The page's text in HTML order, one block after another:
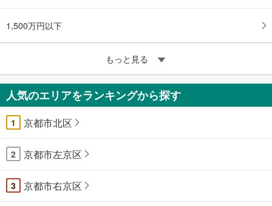
1,500万円以下
もっと見る
人気のエリアをランキングから探す
1 京都市北区
2 京都市左京区
3 京都市右京区